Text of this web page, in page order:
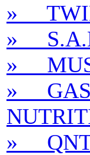
»
»
»
»
»